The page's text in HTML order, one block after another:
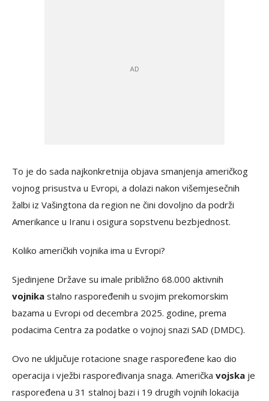
To je do sada najkonkretnija objava smanjenja američkog
vojnog prisustva u Evropi, a dolazi nakon višemjesečnih
žalbi iz Vašingtona da region ne čini dovoljno da podrži
Amerikance u Iranu i osigura sopstvenu bezbjednost.
Koliko američkih vojnika ima u Evropi?
Sjedinjene Države su imale približno 68.000 aktivnih
vojnika stalno raspoređenih u svojim prekomorskim
bazama u Evropi od decembra 2025. godine, prema
podacima Centra za podatke o vojnoj snazi SAD (DMDC).
Ovo ne uključuje rotacione snage raspoređene kao dio
operacija i vježbi raspoređivanja snaga. Američka vojska je
raspoređena u 31 stalnoj bazi i 19 drugih vojnih lokacija